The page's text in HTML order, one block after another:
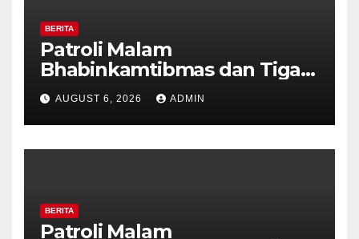
BERITA
Patroli Malam
Bhabinkamtibmas dan Tiga
Pilar Kelurahan Ungaran
Perkuat Kamtibmas, Warga
Diajak Aktifkan Ronda
AUGUST 6, 2026 ADMIN
BERITA
Patroli Malam